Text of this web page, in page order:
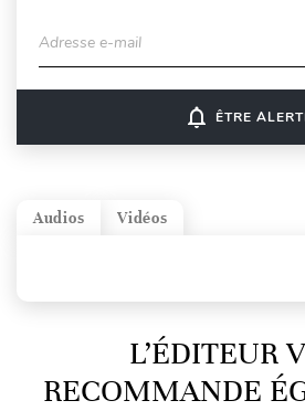
Adresse e-mail
notifications_none ÊTRE
Vidéos
Audios
L’ÉDITEUR
RECOMMANDE